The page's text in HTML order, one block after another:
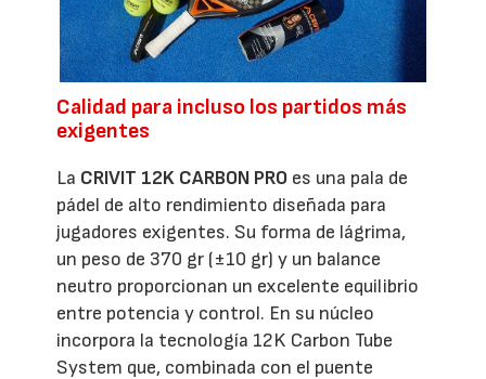
Calidad para incluso los partidos más
exigentes
La CRIVIT 12K CARBON PRO es una pala de
pádel de alto rendimiento diseñada para
jugadores exigentes. Su forma de lágrima,
un peso de 370 gr (±10 gr) y un balance
neutro proporcionan un excelente equilibrio
entre potencia y control. En su núcleo
incorpora la tecnología 12K Carbon Tube
System que, combinada con el puente